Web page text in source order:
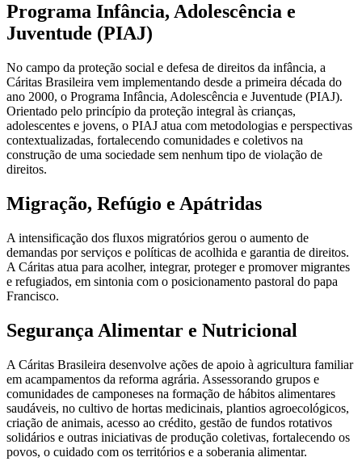
Programa Infância, Adolescência e
Juventude (PIAJ)
No campo da proteção social e defesa de direitos da infância, a
Cáritas Brasileira vem implementando desde a primeira década do
ano 2000, o Programa Infância, Adolescência e Juventude (PIAJ).
Orientado pelo princípio da proteção integral às crianças,
adolescentes e jovens, o PIAJ atua com metodologias e perspectivas
contextualizadas, fortalecendo comunidades e coletivos na
construção de uma sociedade sem nenhum tipo de violação de
direitos.
Migração, Refúgio e Apátridas
A intensificação dos fluxos migratórios gerou o aumento de
demandas por serviços e políticas de acolhida e garantia de direitos.
A Cáritas atua para acolher, integrar, proteger e promover migrantes
e refugiados, em sintonia com o posicionamento pastoral do papa
Francisco.
Segurança Alimentar e Nutricional
A Cáritas Brasileira desenvolve ações de apoio à agricultura familiar
em acampamentos da reforma agrária. Assessorando grupos e
comunidades de camponeses na formação de hábitos alimentares
saudáveis, no cultivo de hortas medicinais, plantios agroecológicos,
criação de animais, acesso ao crédito, gestão de fundos rotativos
solidários e outras iniciativas de produção coletivas, fortalecendo os
povos, o cuidado com os territórios e a soberania alimentar.